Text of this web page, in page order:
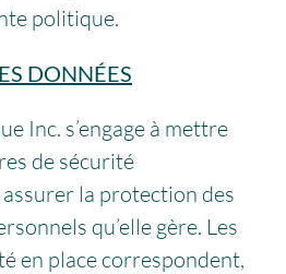
politique.
DONNÉES
Inc. s’engage à mettre
de sécurité
la protection des
qu’elle gère. Les
en place correspondent,